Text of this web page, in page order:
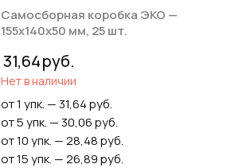
Самосборная коробка ЭКО —
155x140x50 мм, 25 шт.
31,64
Нет в наличии
от 1 упк. — 31,64 руб.
от 5 упк. — 30,06 руб.
от 10 упк. — 28,48 руб.
от 15 упк. — 26,89 руб.